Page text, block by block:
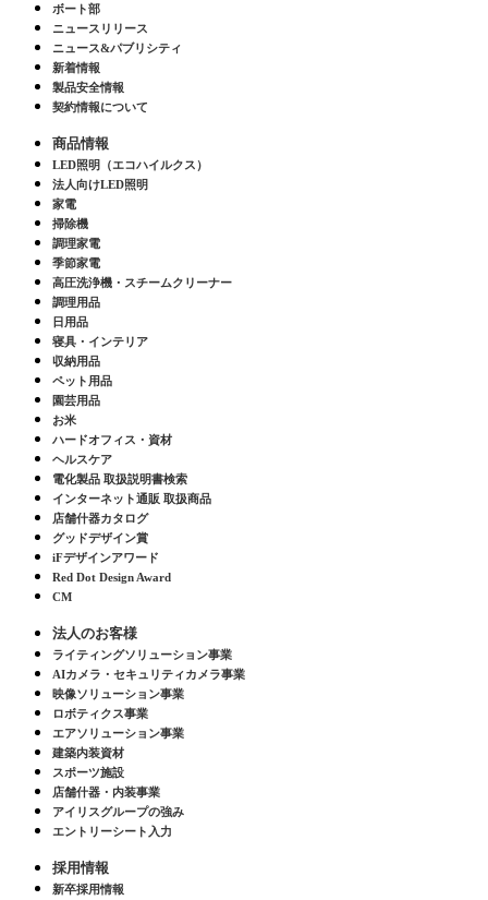
ボート部
ニュースリリース
ニュース&パブリシティ
新着情報
製品安全情報
契約情報について
商品情報
LED照明（エコハイルクス）
法人向けLED照明
家電
掃除機
調理家電
季節家電
高圧洗浄機・スチームクリーナー
調理用品
日用品
寝具・インテリア
収納用品
ペット用品
園芸用品
お米
ハードオフィス・資材
ヘルスケア
電化製品 取扱説明書検索
インターネット通販 取扱商品
店舗什器カタログ
グッドデザイン賞
iFデザインアワード
Red Dot Design Award
CM
法人のお客様
ライティングソリューション事業
AIカメラ・セキュリティカメラ事業
映像ソリューション事業
ロボティクス事業
エアソリューション事業
建築内装資材
スポーツ施設
店舗什器・内装事業
アイリスグループの強み
エントリーシート入力
採用情報
新卒採用情報